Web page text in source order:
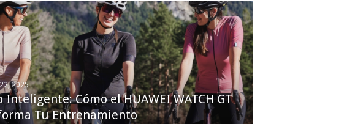
2025
Inteligente: Cómo el HUAWEI WATCH GT
Tu Entrenamiento
2025
이렉트 레플리카: 명품과 같은 고품질 레플
타일과 가치를 동시에